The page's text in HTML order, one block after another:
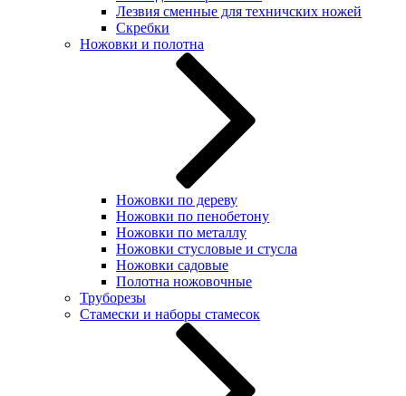
Лезвия сменные для техничских ножей
Скребки
Ножовки и полотна
Ножовки по дереву
Ножовки по пенобетону
Ножовки по металлу
Ножовки стусловые и стусла
Ножовки садовые
Полотна ножовочные
Труборезы
Стамески и наборы стамесок